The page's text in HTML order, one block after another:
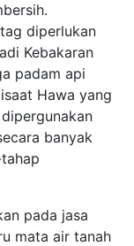
diperlukan
Kebakaran
padam api
Hawa yang
banyak
pada jasa
mata air tanah